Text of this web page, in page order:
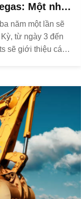
Một nhà
thành
năm một lần sẽ
từ ngày 3 đến
sẽ giới thiệu các
trên toàn thế ...